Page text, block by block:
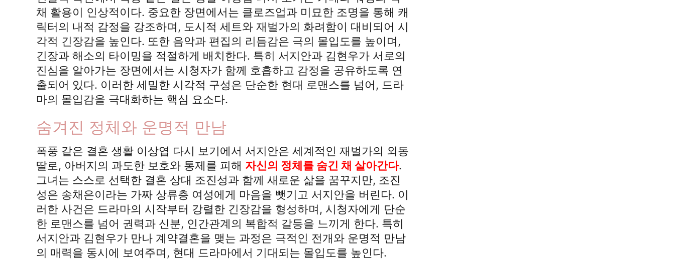
채 활용이 인상적이다. 중요한 장면에서는 클로즈업과 미묘한 조명을 통해 캐
릭터의 내적 감정을 강조하며, 도시적 세트와 재벌가의 화려함이 대비되어 시
각적 긴장감을 높인다. 또한 음악과 편집의 리듬감은 극의 몰입도를 높이며,
긴장과 해소의 타이밍을 적절하게 배치한다. 특히 서지안과 김현우가 서로의
진심을 알아가는 장면에서는 시청자가 함께 호흡하고 감정을 공유하도록 연
출되어 있다. 이러한 세밀한 시각적 구성은 단순한 현대 로맨스를 넘어, 드라
마의 몰입감을 극대화하는 핵심 요소다.
숨겨진 정체와 운명적 만남
폭풍 같은 결혼 생활 이상엽 다시 보기에서 서지안은 세계적인 재벌가의 외동
딸로, 아버지의 과도한 보호와 통제를 피해 자신의 정체를 숨긴 채 살아간다.
그녀는 스스로 선택한 결혼 상대 조진성과 함께 새로운 삶을 꿈꾸지만, 조진
성은 송채은이라는 가짜 상류층 여성에게 마음을 뺏기고 서지안을 버린다. 이
러한 사건은 드라마의 시작부터 강렬한 긴장감을 형성하며, 시청자에게 단순
한 로맨스를 넘어 권력과 신분, 인간관계의 복합적 갈등을 느끼게 한다. 특히
서지안과 김현우가 만나 계약결혼을 맺는 과정은 극적인 전개와 운명적 만남
의 매력을 동시에 보여주며, 현대 드라마에서 기대되는 몰입도를 높인다.